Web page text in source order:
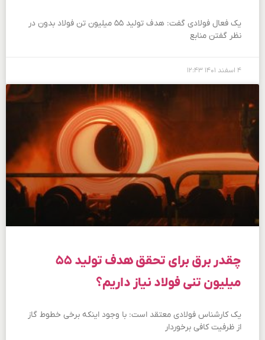
یک فعال فولادی گفت: هدف تولید ۵۵ میلیون تن فولاد بدون در
نظر گفتن منابع
۴ اسفند ۱۴۰۱ ۱۲:۴۳
چقدر برق برای تحقق هدف تولید ۵۵
میلیون تنی فولاد نیاز داریم؟
یک کارشناس فولادی معتقد است: با وجود اینکه برخی خطوط گاز
از ظرفیت کافی برخوردار